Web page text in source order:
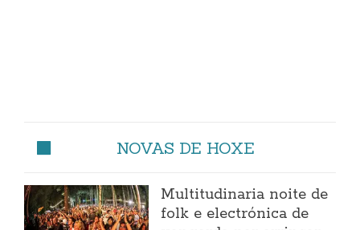
NOVAS DE HOXE
Multitudinaria noite de
folk e electrónica de